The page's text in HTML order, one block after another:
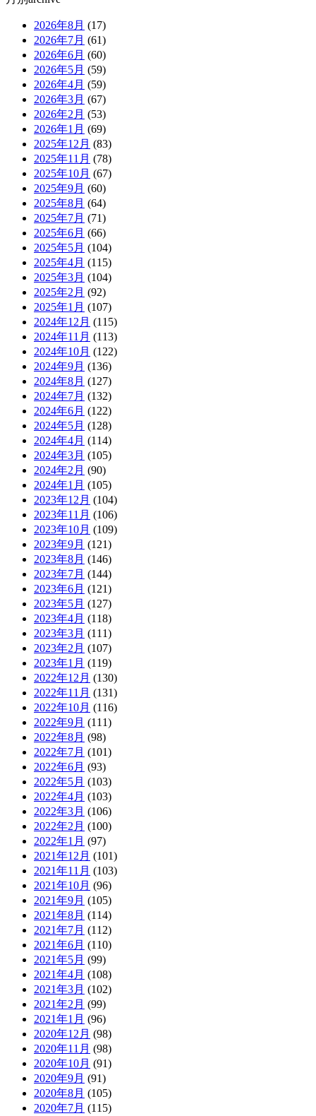
2026年8月 (17)
2026年7月 (61)
2026年6月 (60)
2026年5月 (59)
2026年4月 (59)
2026年3月 (67)
2026年2月 (53)
2026年1月 (69)
2025年12月 (83)
2025年11月 (78)
2025年10月 (67)
2025年9月 (60)
2025年8月 (64)
2025年7月 (71)
2025年6月 (66)
2025年5月 (104)
2025年4月 (115)
2025年3月 (104)
2025年2月 (92)
2025年1月 (107)
2024年12月 (115)
2024年11月 (113)
2024年10月 (122)
2024年9月 (136)
2024年8月 (127)
2024年7月 (132)
2024年6月 (122)
2024年5月 (128)
2024年4月 (114)
2024年3月 (105)
2024年2月 (90)
2024年1月 (105)
2023年12月 (104)
2023年11月 (106)
2023年10月 (109)
2023年9月 (121)
2023年8月 (146)
2023年7月 (144)
2023年6月 (121)
2023年5月 (127)
2023年4月 (118)
2023年3月 (111)
2023年2月 (107)
2023年1月 (119)
2022年12月 (130)
2022年11月 (131)
2022年10月 (116)
2022年9月 (111)
2022年8月 (98)
2022年7月 (101)
2022年6月 (93)
2022年5月 (103)
2022年4月 (103)
2022年3月 (106)
2022年2月 (100)
2022年1月 (97)
2021年12月 (101)
2021年11月 (103)
2021年10月 (96)
2021年9月 (105)
2021年8月 (114)
2021年7月 (112)
2021年6月 (110)
2021年5月 (99)
2021年4月 (108)
2021年3月 (102)
2021年2月 (99)
2021年1月 (96)
2020年12月 (98)
2020年11月 (98)
2020年10月 (91)
2020年9月 (91)
2020年8月 (105)
2020年7月 (115)